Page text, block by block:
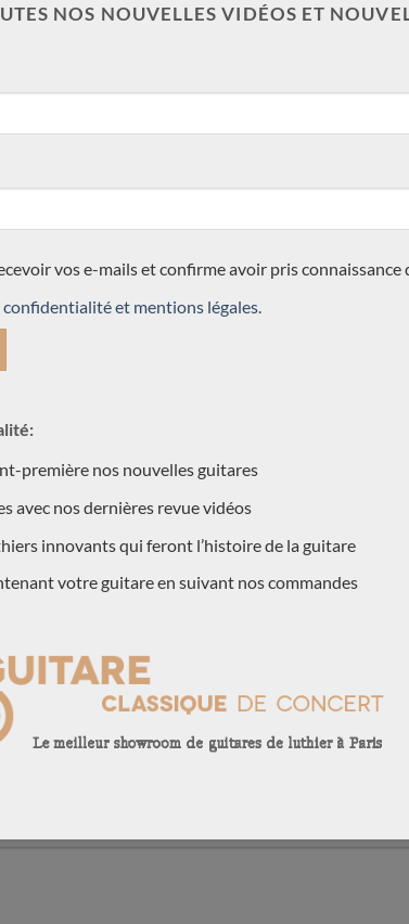
lattice, double-table et traditionnelles
lattice, double-table et traditionnelles
concert.fr
. Bookmark the permalink
Grèce
NOS NOUVELLES VIDÉOS ET
vos e-mails et confirme avoir pris connaissance
et mentions légales.
première nos nouvelles guitares
avec nos dernières revue vidéos
innovants qui feront l’histoire de la guitare
votre guitare en suivant nos commandes